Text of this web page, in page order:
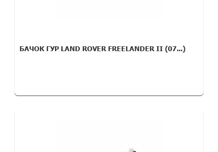
БАЧОК ГУР LAND ROVER FREELANDER II (07...)